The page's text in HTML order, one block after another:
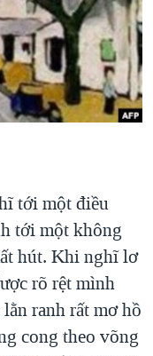
NAM
NAM
tới một điều
tới một không
hút. Khi nghĩ lơ
rõ rệt mình
ranh rất mơ hồ
cong theo võng